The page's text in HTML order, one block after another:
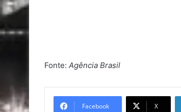
Fonte: Agência Brasil
Facebook X